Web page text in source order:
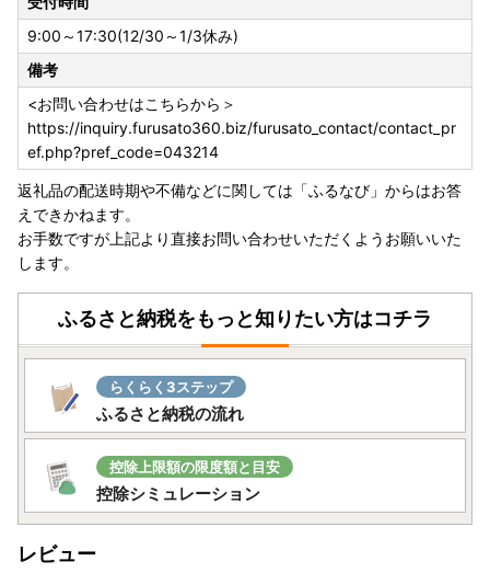
をご確認いただき、オンライン申請をご利用いただくか、ご
自身で様式をダウンロード・印刷し手続きいただきますよう
お願いいたします。提出の際はマイナンバー確認書類・本人
確認書類の添付漏れにご注意ください。
提出期限は、寄附をした翌年の１月10日まで
受付が完了しましたら、メールにてご連絡いたします。受付
書の送付は行っておりません。
また年末は多くの申請書が送付されるため、確認にお時間を
いただきます。あらかじめご了承ください。
▽大河原町ホームページ
リンク
○ふるさと納税は「寄附」であるため、申し込み後のキャン
セルは原則できません。申込の際は、申込者、お礼の品（数
等に誤りがないかよくご確認の上、申込をお願いいたしま
す。
〇アイリスオーヤマ製品について
・お礼の品をメーカーから直送しているため、保証書に購入
日・店舗等の記載はしておりません。かわりに大河原町から
ーカー保証の期間については、
9:00～17:30(12/30～1/3休み)
備考
<お問い合わせはこちらから＞
https://inquiry.furusato360.biz/furusato_contact/contact_pr
ef.php?pref_code=043214
返礼品の配送時期や不備などに関しては「ふるなび」からはお答
えできかねます。
お手数ですが上記より直接お問い合わせいただくようお願いいた
します。
ふるさと納税をもっと知りたい方はコチラ
らくらく3ステップ
ふるさと納税の流れ
控除上限額の限度額と目安
控除シミュレーション
レビュー